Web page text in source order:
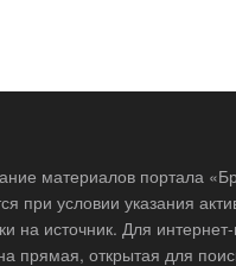
материалов портала
при условии указания
на источник. Для
прямая, открытая для